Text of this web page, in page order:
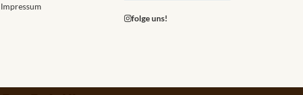
Impressum
folge uns!